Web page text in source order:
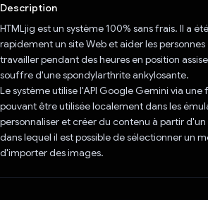
Description
HTMLjig est un système 100% sans frais. Il a
rapidement un site Web et aider les
travailler pendant des heures en position
souffre d'une spondylarthrite ankylosante.
Le système utilise l'API Google Gemini via une
pouvant être utilisée localement dans les
personnaliser et créer du contenu à partir
dans lequel il est possible de sélectionner un
d'importer des images.